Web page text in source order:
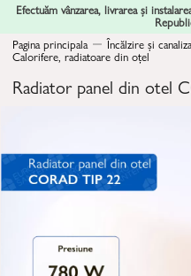
Efectuăm vânzarea, livrarea și
Pagina principala
Încălzire și
Calorifere, radiatoare din oțel
Radiator panel din otel